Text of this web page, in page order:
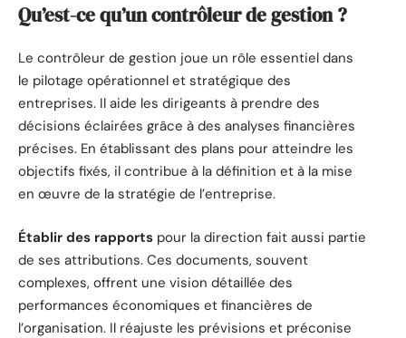
Qu’est-ce qu’un contrôleur de gestion ?
Le contrôleur de gestion joue un rôle essentiel dans
le pilotage opérationnel et stratégique des
entreprises. Il aide les dirigeants à prendre des
décisions éclairées grâce à des analyses financières
précises. En établissant des plans pour atteindre les
objectifs fixés, il contribue à la définition et à la mise
en œuvre de la stratégie de l’entreprise.
Établir des rapports pour la direction fait aussi partie
de ses attributions. Ces documents, souvent
complexes, offrent une vision détaillée des
performances économiques et financières de
l’organisation. Il réajuste les prévisions et préconise